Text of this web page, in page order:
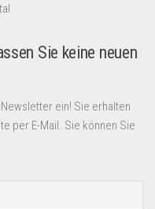
Sie keine neuen
ein! Sie erhalten
per E-Mail. Sie können Sie